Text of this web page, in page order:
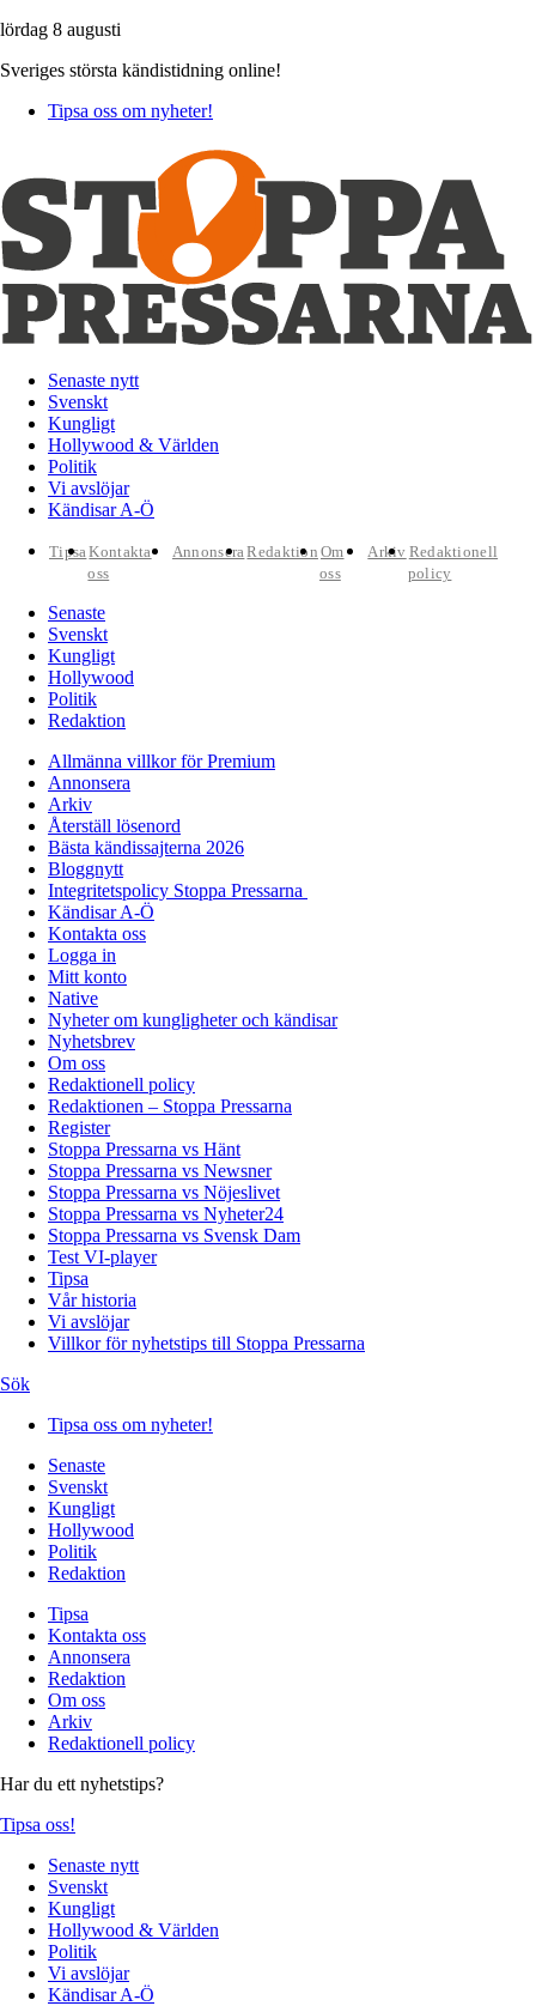
lördag 8 augusti
Sveriges största kändistidning online!
Tipsa oss om nyheter!
Senaste nytt
Svenskt
Kungligt
Hollywood & Världen
Politik
Vi avslöjar
Kändisar A-Ö
TipsaKontakta
oss
AnnonseraRedaktion Om
oss
Arkiv Redaktionell
policy
Senaste
Svenskt
Kungligt
Hollywood
Politik
Redaktion
Allmänna villkor för Premium
Annonsera
Arkiv
Återställ lösenord
Bästa kändissajterna 2026
Bloggnytt
Integritetspolicy Stoppa Pressarna
Kändisar A-Ö
Kontakta oss
Logga in
Mitt konto
Native
Nyheter om kungligheter och kändisar
Nyhetsbrev
Om oss
Redaktionell policy
Redaktionen – Stoppa Pressarna
Register
Stoppa Pressarna vs Hänt
Stoppa Pressarna vs Newsner
Stoppa Pressarna vs Nöjeslivet
Stoppa Pressarna vs Nyheter24
Stoppa Pressarna vs Svensk Dam
Test VI-player
Tipsa
Vår historia
Vi avslöjar
Villkor för nyhetstips till Stoppa Pressarna
Sök
Tipsa oss om nyheter!
Senaste
Svenskt
Kungligt
Hollywood
Politik
Redaktion
Tipsa
Kontakta oss
Annonsera
Redaktion
Om oss
Arkiv
Redaktionell policy
Har du ett nyhetstips?
Tipsa oss!
Senaste nytt
Svenskt
Kungligt
Hollywood & Världen
Politik
Vi avslöjar
Kändisar A-Ö